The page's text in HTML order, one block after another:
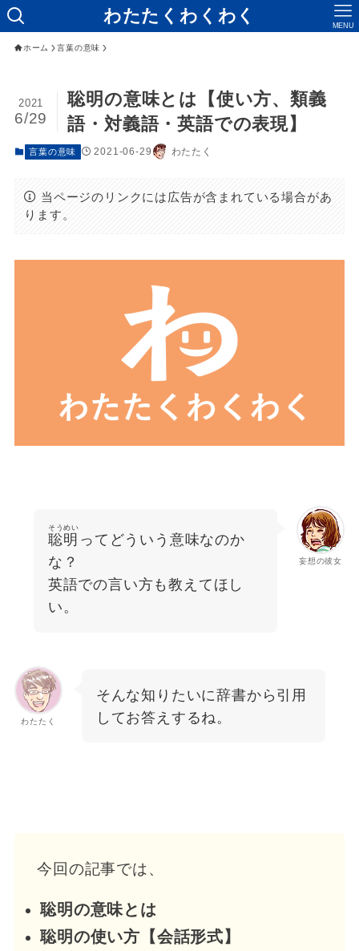
わたたくわくわく MENU
ホーム 言葉の意味
聡明の意味とは【使い方、類義
語・対義語・英語での表現】
2021
6/29
言葉の意味 2021-06-29 わたたく
当ページのリンクには広告が含まれている場合があ
ります。
妄想の彼女
聡明
そうめい
ってどういう意味なのか
な？
英語での言い方も教えてほし
い。
わたたく
そんな知りたいに辞書から引用
してお答えするね。
今回の記事では、
聡明の意味とは
聡明の使い方【会話形式】